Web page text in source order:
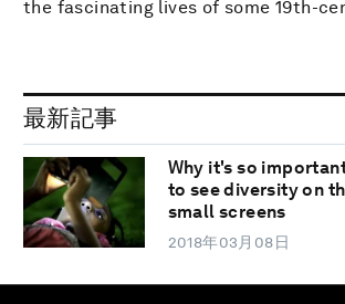
the fascinating lives of some 19th-
最新記事
Why it's so
to see diversity on
small screens
2018年03月08日